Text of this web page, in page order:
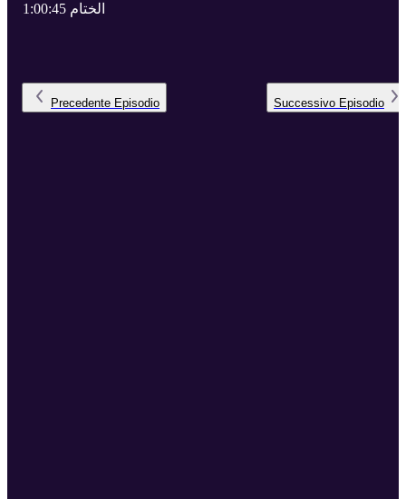
1:00:45 الختام
Precedente Episodio Successivo Episodio